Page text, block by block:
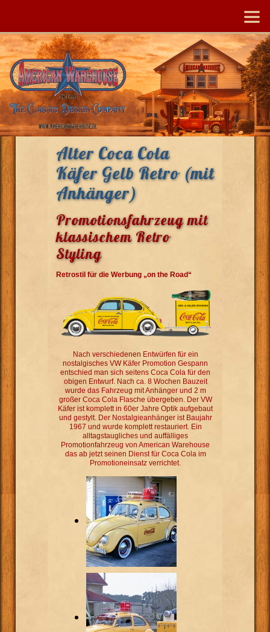
Alter Coca Cola
Käfer Gelb Retro (mit
Anhänger)
Promotionsfahrzeug mit
klassischem Retro
Styling
Retrostil für die Werbung „on the Road“
Nach verschiedenen Entwürfen für ein
nostalgisches VW Käfer Promotion Gespann
entschied man sich seitens Coca Cola für den
obigen Entwurf. Nach ca. 8 Wochen Bauzeit
wurde das Fahrzeug mit Anhänger und 2 m
großer Coca Cola Flasche übergeben. Der VW
Käfer ist komplett in 60er Jahre Optik aufgebaut
und gestylt. Der Nostalgieanhänger ist Baujahr
1967 und wurde komplett restauriert. Ein
alltagstaugliches und auffälliges
Promotionfahrzeug von American Warehouse
das ab jetzt seinen Dienst für Coca Cola im
Promotioneinsatz verrichtet.